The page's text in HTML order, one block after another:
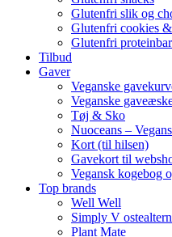
Glutenfri slik og
Glutenfri cookies
Glutenfri proteinbar
Tilbud
Gaver
Veganske
Veganske
Tøj & Sko
Nuoceans –
Kort (til hilsen)
Gavekort til
Vegansk kogebog
Top brands
Well Well
Simply V
Plant Mate